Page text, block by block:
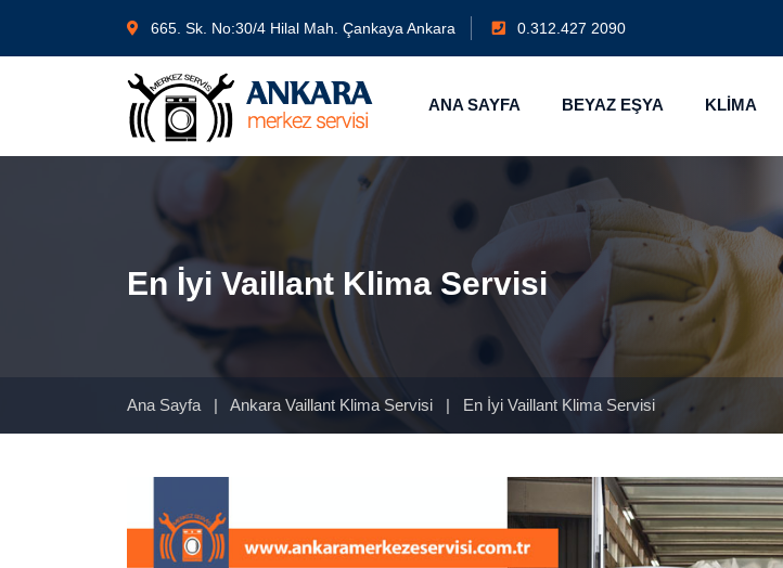
665. Sk. No:30/4 Hilal Mah. Çankaya Ankara 0.312.427 2090
ANA SAYFA BEYAZ EŞYA KLİMA
En İyi Vaillant Klima Servisi
Ana Sayfa | Ankara Vaillant Klima Servisi | En İyi Vaillant Klima Servisi